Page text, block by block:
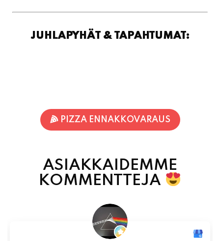
JUHLAPYHÄT & TAPAHTUMAT:
PIZZA ENNAKKOVARAUS
ASIAKKAIDEMME
KOMMENTTEJA